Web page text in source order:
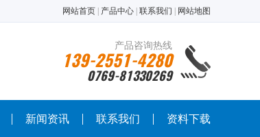
网站首页 产品中心 联系我们 网站地图
产品咨询热线
139-2551-4280
0769-81330269
新闻资讯 联系我们 资料下载